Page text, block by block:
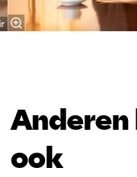
Anderen
ook